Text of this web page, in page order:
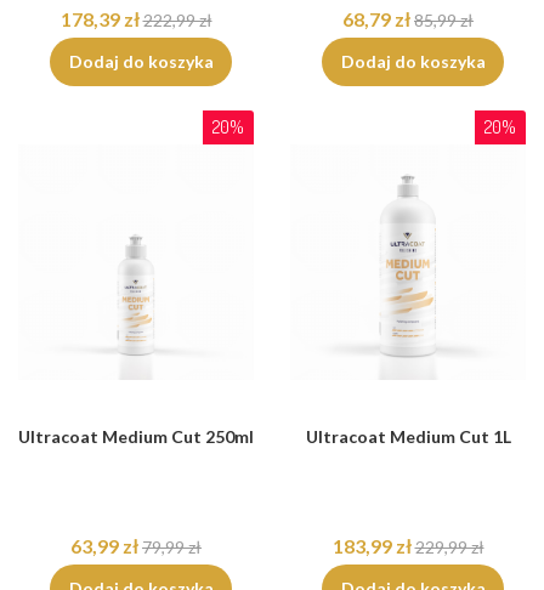
178,39 zł222,99 zł
Dodaj do koszyka
68,79 zł85,99 zł
Dodaj do koszyka
20%
Ultracoat Medium Cut 250ml
63,99 zł79,99 zł
20%
Ultracoat Medium Cut 1L
183,99 zł229,99 zł